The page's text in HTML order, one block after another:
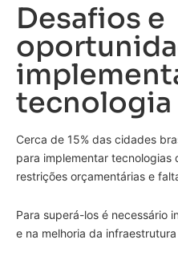
Desafios e
tecnologia
Cerca de 15% das cidades
para implementar tecnologias
restrições orçamentárias e
Para superá-los é necessário
e na melhoria da